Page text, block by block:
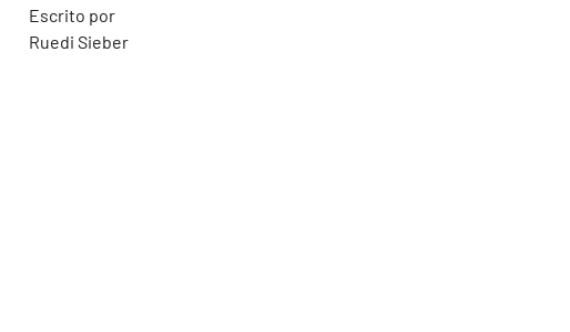
Escrito por
Ruedi Sieber